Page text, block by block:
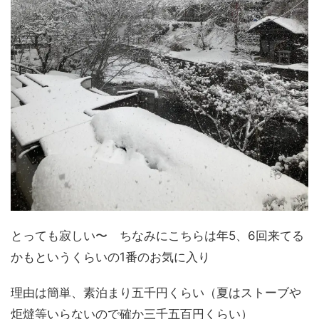
とっても寂しい〜 ちなみにこちらは年5、6回来てる
かもというくらいの1番のお気に入り
理由は簡単、素泊まり五千円くらい（夏はストーブや
炬燵等いらないので確か三千五百円くらい）